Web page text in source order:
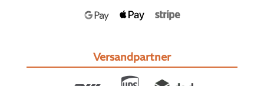
Versandpartner